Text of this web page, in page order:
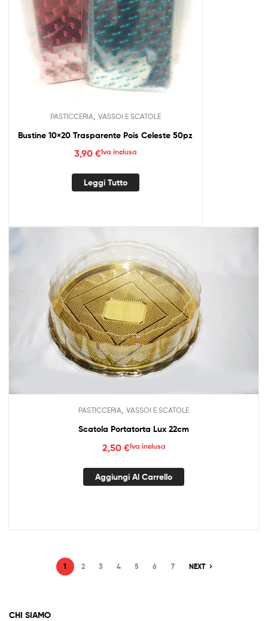
PASTICCERIA VASSOI E SCATOLE
Bustine 10×20 Trasparente Pois Celeste 50pz
3,90 €Iva inclusa
Leggi Tutto
PASTICCERIA VASSOI E SCATOLE
Scatola Portatorta Lux 22cm
2,50 €Iva inclusa
Aggiungi Al Carrello
1 2 3 4 5 6 7 NEXT
CHI SIAMO